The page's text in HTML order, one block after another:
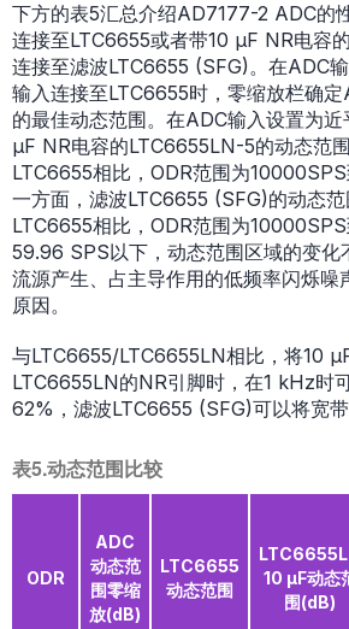
下方的表5汇总介绍AD7177-2 ADC的
连接至LTC6655或者带10 µF NR电容
连接至滤波LTC6655 (SFG)。在ADC
输入连接至LTC6655时，零缩放栏确
的最佳动态范围。在ADC输入设置为近
μF NR电容的LTC6655LN-5的动态范
LTC6655相比，ODR范围为
一方面，滤波LTC6655 (SFG)的动态
LTC6655相比，ODR范围为
59.96 SPS以下，动态范围区域的变化
流源产生、占主导作用的低频率闪烁噪
原因。
与LTC6655/LTC6655LN相比，将10
LTC6655LN的NR引脚时，在1 kHz时
62%，滤波LTC6655 (SFG)可以将宽带
表5.动态范围比较
ODR
ADC
动态范
围零缩
放(dB)
LTC6655
动态范围
10 µF动态
围(dB)